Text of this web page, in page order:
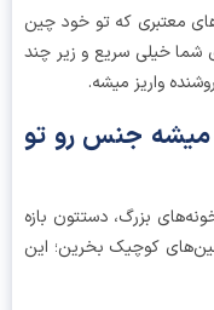
که تو خود چین
سریع و زیر چند
میشه.
جنس رو تو
بزرگ، دستتون بازه
کوچیک بخرین؛ این